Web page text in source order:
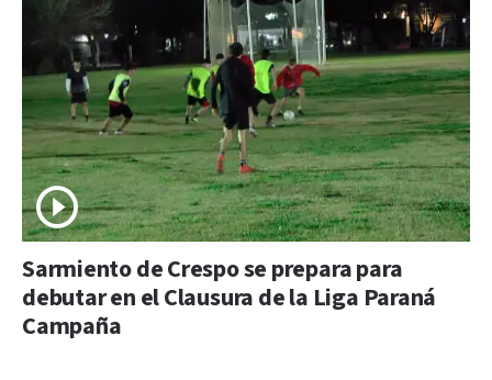
Sarmiento de Crespo se prepara para
debutar en el Clausura de la Liga Paraná
Campaña